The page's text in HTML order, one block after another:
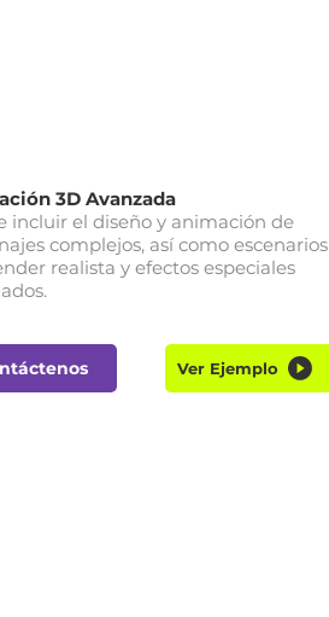
Ver Ejemplo
3D Avanzada
incluir el diseño y animación de
complejos, así como escenarios
realista y efectos especiales